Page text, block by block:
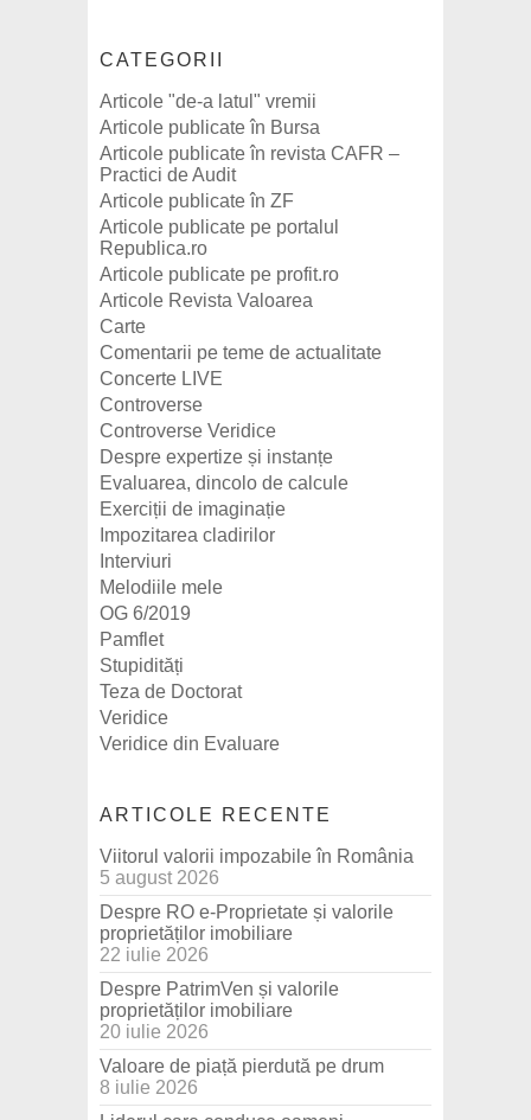
CATEGORII
Articole "de-a latul" vremii
Articole publicate în Bursa
Articole publicate în revista CAFR –
Practici de Audit
Articole publicate în ZF
Articole publicate pe portalul
Republica.ro
Articole publicate pe profit.ro
Articole Revista Valoarea
Carte
Comentarii pe teme de actualitate
Concerte LIVE
Controverse
Controverse Veridice
Despre expertize și instanțe
Evaluarea, dincolo de calcule
Exerciții de imaginație
Impozitarea cladirilor
Interviuri
Melodiile mele
OG 6/2019
Pamflet
Stupidități
Teza de Doctorat
Veridice
Veridice din Evaluare
ARTICOLE RECENTE
Viitorul valorii impozabile în România
5 august 2026
Despre RO e-Proprietate și valorile
proprietăților imobiliare
22 iulie 2026
Despre PatrimVen și valorile
proprietăților imobiliare
20 iulie 2026
Valoare de piață pierdută pe drum
8 iulie 2026